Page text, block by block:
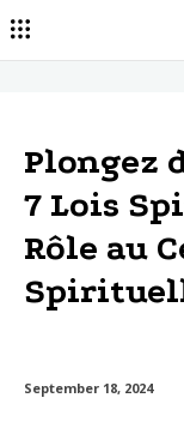
Plongez
7 Lois
Rôle au
September 18, 2024